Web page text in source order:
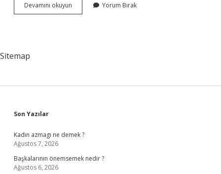
Devamını okuyun Gümüşhane
Hangi
Yorum Bırak
Sitemap
Sidebar
Son Yazılar
Kadın azmagı ne demek ?
Ağustos 7, 2026
Başkalarının önemsemek nedir ?
Ağustos 6, 2026